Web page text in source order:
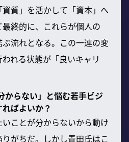
資質」を活かして「資本」へ
終的に、これらが個人の
ぶ流れとなる。この一連の変
れる状態が「良いキャリ
からない」と悩む若手ビジ
ばよいか？
ことが分からないから動け
がちだ。しかし青田氏はこ